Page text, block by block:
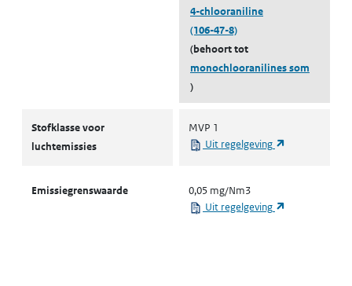
4-chlooraniline
(106-47-8)
(behoort tot
monochlooranilines som
)
Stofklasse voor
luchtemissies
MVP 1
Uit regelgeving
Emissiegrenswaarde
0,05 mg/Nm3
Uit regelgeving